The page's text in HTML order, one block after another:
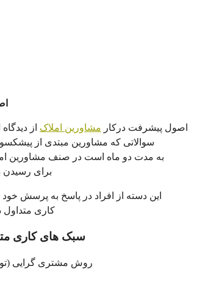
اصول پیشرفت درکار مشاورین املاک از
سوالاتی که مشاورین مبتدی از
به مدت دو ماه است در صنف مشاورین
برای رسیدن
این دسته از افراد در پاسخ به پرسش خود
کاری
سبک های کاری
روش مشتری گرایی